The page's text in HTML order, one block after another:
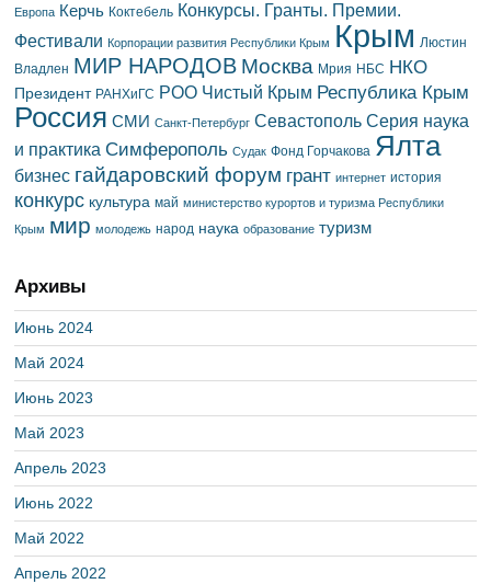
Европа Керчь Коктебель Конкурсы. Гранты. Премии.
Фестивали Корпорации развития Республики Крым Крым Люстин
Владлен МИР НАРОДОВ Москва Мрия НБС НКО
Президент РАНХиГС РОО Чистый Крым Республика Крым
Россия СМИ Санкт-Петербург Севастополь Серия наука
и практика Симферополь Судак Фонд Горчакова Ялта
бизнес гайдаровский форум грант интернет история
конкурс культура май министерство курортов и туризма Республики
Крым мир молодежь народ наука образование туризм
Архивы
Июнь 2024
Май 2024
Июнь 2023
Май 2023
Апрель 2023
Июнь 2022
Май 2022
Апрель 2022